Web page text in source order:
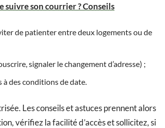
son courrier ? Conseils
de patienter entre deux logements ou de
signaler le changement d’adresse) ;
à des conditions de date.
Les conseils et astuces prennent alors
vérifiez la facilité d’accès et sollicitez, si